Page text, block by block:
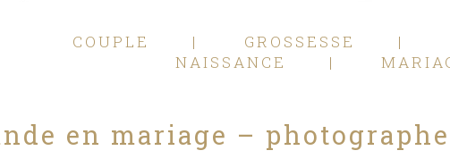
COUPLE GROSSESSE
NAISSANCE
en mariage –